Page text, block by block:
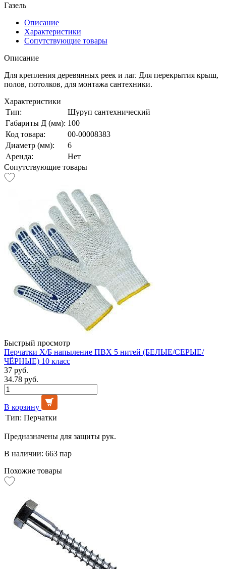
Газель
Описание
Характеристики
Сопутствующие товары
Описание
Для крепления деревянных реек и лаг. Для перекрытия крыш,
полов, потолков, для монтажа сантехники.
Характеристики
Тип:
Шуруп сантехнический
Габариты Д (мм): 100
Код товара:
00-00008383
Диаметр (мм):
6
Аренда:
Нет
Сопутствующие товары
Быстрый просмотр
Перчатки Х/Б напыление ПВХ 5 нитей (БЕЛЫЕ/СЕРЫЕ/
ЧЁРНЫЕ) 10 класс
37 руб.
34.78 руб.
В корзину
Тип: Перчатки
Предназначены для защиты рук.
В наличии: 663 пар
Похожие товары